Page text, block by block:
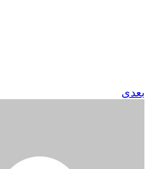
بعدی